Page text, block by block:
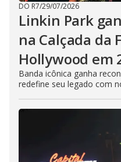
DO R7/29/07/2026
Linkin Park
na Calçada da
Hollywood em
Banda icônica ganha
redefine seu legado com